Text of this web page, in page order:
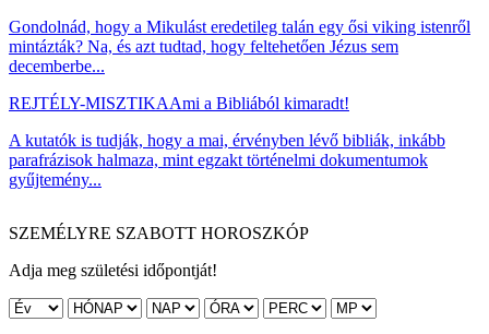
Gondolnád, hogy a Mikulást eredetileg talán egy ősi viking istenről
mintázták? Na, és azt tudtad, hogy feltehetően Jézus sem
decemberbe...
REJTÉLY-MISZTIKAAmi a Bibliából kimaradt!
A kutatók is tudják, hogy a mai, érvényben lévő bibliák, inkább
parafrázisok halmaza, mint egzakt történelmi dokumentumok
gyűjtemény...
SZEMÉLYRE SZABOTT HOROSZKÓP
Adja meg születési időpontját!